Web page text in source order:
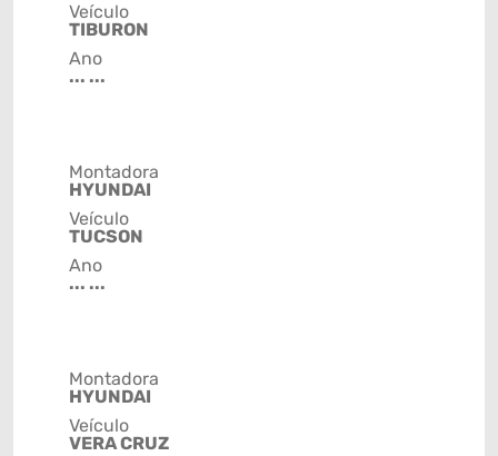
Veículo
TIBURON
Ano
... ...
Montadora
HYUNDAI
Veículo
TUCSON
Ano
... ...
Montadora
HYUNDAI
Veículo
VERA CRUZ